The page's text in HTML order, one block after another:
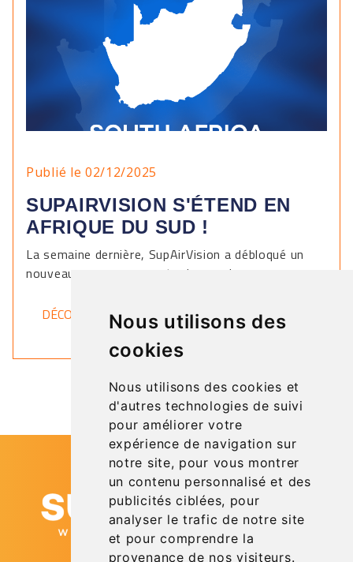
Nous utilisons des
cookies
Nous utilisons des cookies et
d'autres technologies de suivi
pour améliorer votre
expérience de navigation sur
notre site, pour vous montrer
un contenu personnalisé et des
publicités ciblées, pour
analyser le trafic de notre site
et pour comprendre la
provenance de nos visiteurs.
Publié le 02/12/2025
SUPAIRVISION S'ÉTEND EN
AFRIQUE DU SUD !
La semaine dernière, SupAirVision a débloqué un
nouveau pays sur sa carte du monde.
DÉCOUVRIR